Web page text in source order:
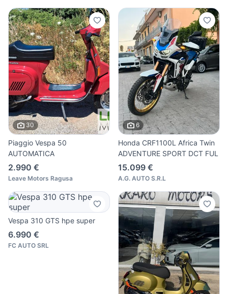
30
Piaggio Vespa 50
AUTOMATICA
2.990 €
Leave Motors Ragusa
6
Honda CRF1100L Africa Twin
ADVENTURE SPORT DCT FUL
15.099 €
A.G. AUTO S.R.L
Vespa 310 GTS hpe super
6.990 €
FC AUTO SRL